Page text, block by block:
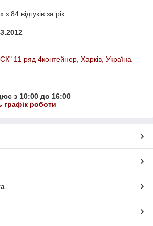
84 відгуків за рік
11 ряд 4контейнер, Харків, Україна
з 10:00 до 16:00
графік роботи